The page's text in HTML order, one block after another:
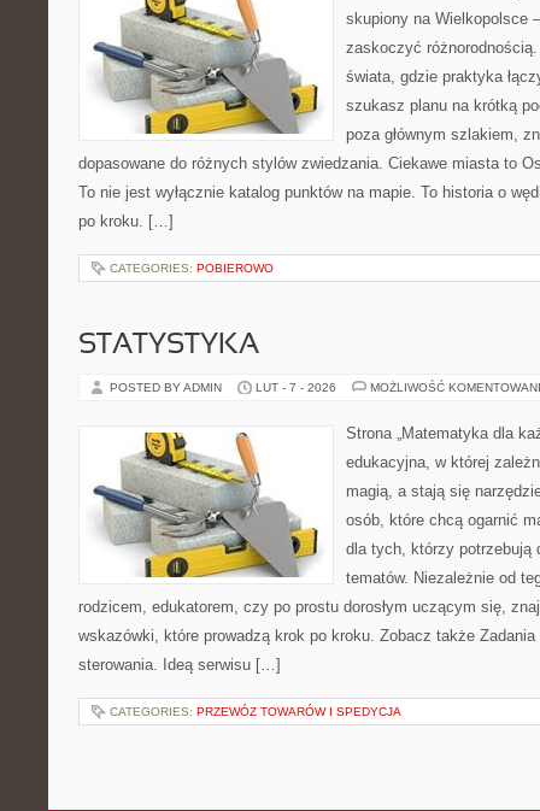
skupiony na Wielkopolsce
zaskoczyć
świata, gdzie praktyka
szukasz planu na krótką
poza głównym szlakiem,
dopasowane do różnych stylów zwiedzania. Ciekawe miasta to
To nie jest wyłącznie katalog punktów na mapie. To historia o
po kroku. […]
CATEGORIES: POBIEROWO
STATYSTYKA
POSTED BY ADMIN LUT - 7 - 2026 MOŻLIWOŚĆ
Strona „Matematyka dla
edukacyjna, w której
magią, a stają się
osób, które chcą ogarnić
dla tych, którzy potrzebują
tematów. Niezależnie od
rodzicem, edukatorem, czy po prostu dorosłym uczącym się,
wskazówki, które prowadzą krok po kroku. Zobacz także Zadania
sterowania. Ideą serwisu […]
CATEGORIES: PRZEWÓZ TOWARÓW I SPEDYCJA